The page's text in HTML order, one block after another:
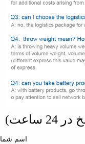
اسم شما